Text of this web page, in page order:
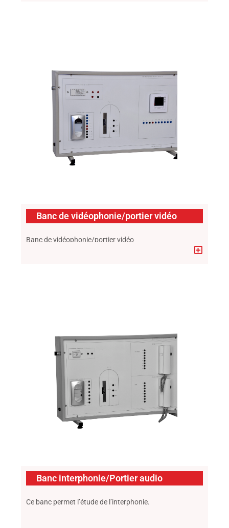
Banc de vidéophonie/portier vidéo
Banc de vidéophonie/portier vidéo
Banc interphonie/Portier audio
Ce banc permet l’étude de l’interphonie.